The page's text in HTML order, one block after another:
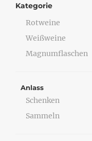
Kategorie
Rotweine
Weißweine
Magnumflaschen
Anlass
Schenken
Sammeln